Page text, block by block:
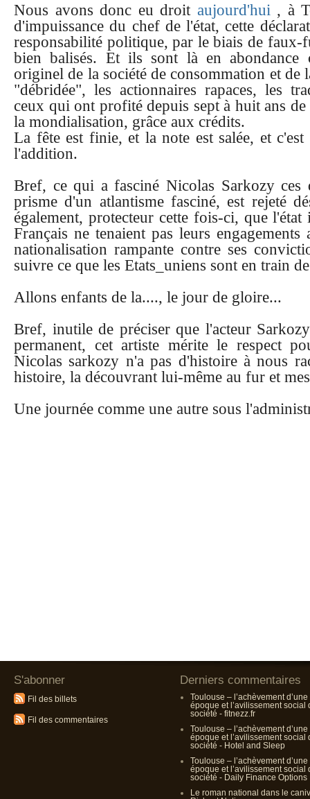
Nous avons donc eu droit aujourd'hui , à
d'impuissance du chef de l'état, cette
responsabilité politique, par le biais de faux-
bien balisés. Et ils sont là en abondance
originel de la société de consommation et
"débridée", les actionnaires rapaces, les
ceux qui ont profité depuis sept à huit ans
la mondialisation, grâce aux crédits.
La fête est finie, et la note est salée, et
l'addition.
Bref, ce qui a fasciné Nicolas Sarkozy ces
prisme d'un atlantisme fasciné, est rejeté
également, protecteur cette fois-ci, que
Français ne tenaient pas leurs
nationalisation rampante contre ses
suivre ce que les Etats_uniens sont en train
Allons enfants de la...., le jour de gloire...
Bref, inutile de préciser que l'acteur
permanent, cet artiste mérite le respect
Nicolas sarkozy n'a pas d'histoire à nous
histoire, la découvrant lui-même au fur et
Une journée comme une autre sous
S'abonner
Fil des billets
Fil des commentaires
Derniers commentaires
Toulouse – l’achèvement d’une
époque et l’avilissement social
société - fitnezz.fr
Toulouse – l’achèvement d’une
époque et l’avilissement social
société - Hotel and Sleep
Toulouse – l’achèvement d’une
époque et l’avilissement social
société - Daily Finance Options
Le roman national dans le